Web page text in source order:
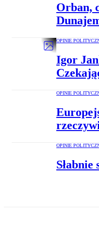
Orban,
OPINIE
Igor
OPINIE
OPINIE